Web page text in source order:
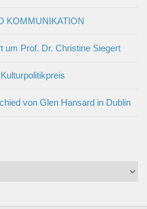
KOMMUNIKATION
um Prof. Dr. Christine Siegert
von Glen Hansard in Dublin